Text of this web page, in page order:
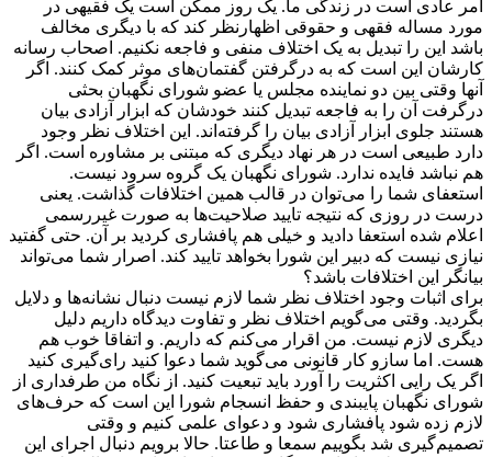
امر عادی است در زندگی ما. یک روز ممکن است یک فقیهی در
مورد مساله فقهی و حقوقی اظهارنظر کند که با دیگری مخالف
باشد این را تبدیل به یک اختلاف منفی و فاجعه نکنیم. اصحاب رسانه
کارشان این است که به درگرفتن گفتمان‌های موثر کمک کنند. اگر
آنها وقتی بین دو نماینده مجلس یا عضو شورای نگهبان بحثی
درگرفت آن را به فاجعه تبدیل کنند خودشان که ابزار آزادی بیان
هستند جلوی ابزار آزادی بیان را گرفته‌اند. این اختلاف نظر وجود
دارد طبیعی است در هر نهاد دیگری که مبتنی بر مشاوره است. اگر
هم نباشد فایده ندارد. شورای نگهبان یک گروه سرود نیست.
استعفای شما را می‌توان در قالب همین اختلافات گذاشت. یعنی
درست در روزی که نتیجه تایید صلاحیت‌ها به صورت غیررسمی
اعلام شده استعفا دادید و خیلی هم پافشاری کردید بر آن. حتی گفتید
نیازی نیست که دبیر این شورا بخواهد تایید کند. اصرار شما می‌تواند
بیانگر این اختلافات باشد؟
برای اثبات وجود اختلاف نظر شما لازم نیست دنبال نشانه‌ها و دلایل
بگردید. وقتی می‌گویم اختلاف نظر و تفاوت دیدگاه داریم دلیل
دیگری لازم نیست. من اقرار می‌کنم که داریم. و اتفاقا خوب هم
هست. اما سازو کار قانونی می‌گوید شما دعوا کنید رای‌گیری کنید
اگر یک رایی اکثریت را آورد باید تبعیت کنید. از نگاه من طرفداری از
شورای نگهبان پایبندی و حفظ انسجام شورا این است که حرف‌های
لازم زده شود پافشاری شود و دعوای علمی کنیم و وقتی
تصمیم‌گیری شد بگوییم سمعا و طاعتا. حالا برویم دنبال اجرای این